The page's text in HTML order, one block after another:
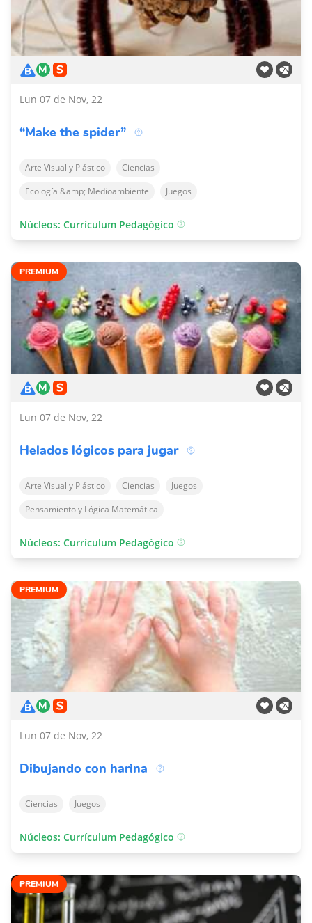
Lun 07 de Nov, 22
“Make the spider”
Arte Visual y Plástico
Ciencias
Ecología &amp; Medioambiente
Juegos
Núcleos: Currículum Pedagógico
PREMIUM
Lun 07 de Nov, 22
Helados lógicos para jugar
Arte Visual y Plástico Ciencias
Juegos
Pensamiento y Lógica Matemática
Núcleos: Currículum Pedagógico
PREMIUM
Lun 07 de Nov, 22
Dibujando con harina
Ciencias Juegos
Núcleos: Currículum Pedagógico
PREMIUM